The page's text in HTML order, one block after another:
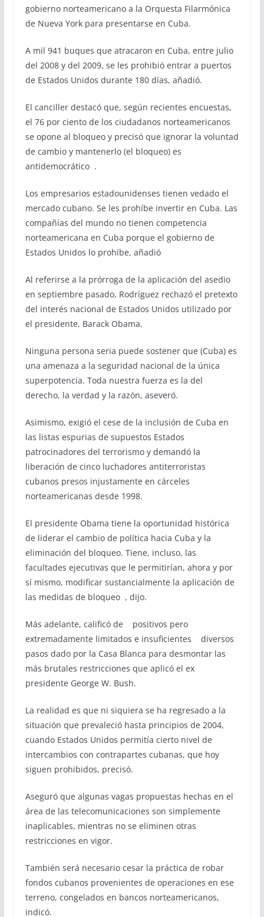
gobierno norteamericano a la Orquesta Filarmónica
de Nueva York para presentarse en Cuba.
A mil 941 buques que atracaron en Cuba, entre julio
del 2008 y del 2009, se les prohibió entrar a puertos
de Estados Unidos durante 180 días, añadió.
El canciller destacó que, según recientes encuestas,
el 76 por ciento de los ciudadanos norteamericanos
se opone al bloqueo y precisó que ignorar la voluntad
de cambio y mantenerlo (el bloqueo) es
antidemocrático .
Los empresarios estadounidenses tienen vedado el
mercado cubano. Se les prohíbe invertir en Cuba. Las
compañías del mundo no tienen competencia
norteamericana en Cuba porque el gobierno de
Estados Unidos lo prohíbe, añadió
Al referirse a la prórroga de la aplicación del asedio
en septiembre pasado, Rodríguez rechazó el pretexto
del interés nacional de Estados Unidos utilizado por
el presidente, Barack Obama.
Ninguna persona seria puede sostener que (Cuba) es
una amenaza a la seguridad nacional de la única
superpotencia. Toda nuestra fuerza es la del
derecho, la verdad y la razón, aseveró.
Asimismo, exigió el cese de la inclusión de Cuba en
las listas espurias de supuestos Estados
patrocinadores del terrorismo y demandó la
liberación de cinco luchadores antiterroristas
cubanos presos injustamente en cárceles
norteamericanas desde 1998.
El presidente Obama tiene la oportunidad histórica
de liderar el cambio de política hacia Cuba y la
eliminación del bloqueo. Tiene, incluso, las
facultades ejecutivas que le permitirían, ahora y por
sí mismo, modificar sustancialmente la aplicación de
las medidas de bloqueo , dijo.
Más adelante, calificó de positivos pero
extremadamente limitados e insuficientes diversos
pasos dado por la Casa Blanca para desmontar las
más brutales restricciones que aplicó el ex
presidente George W. Bush.
La realidad es que ni siquiera se ha regresado a la
situación que prevaleció hasta principios de 2004,
cuando Estados Unidos permitía cierto nivel de
intercambios con contrapartes cubanas, que hoy
siguen prohibidos, precisó.
Aseguró que algunas vagas propuestas hechas en el
área de las telecomunicaciones son simplemente
inaplicables, mientras no se eliminen otras
restricciones en vigor.
También será necesario cesar la práctica de robar
fondos cubanos provenientes de operaciones en ese
terreno, congelados en bancos norteamericanos,
indicó.